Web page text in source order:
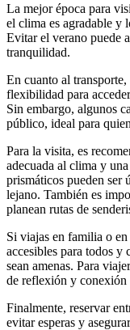
La mejor época para
el clima es agradable y
Evitar el verano puede
tranquilidad.
En cuanto al
flexibilidad para
Sin embargo, algunos
público, ideal para
Para la visita, es
adecuada al clima y
prismáticos pueden ser
lejano. También es
planean rutas de
Si viajas en familia o
accesibles para todos y
sean amenas. Para
de reflexión y conexión
Finalmente, reservar
evitar esperas y